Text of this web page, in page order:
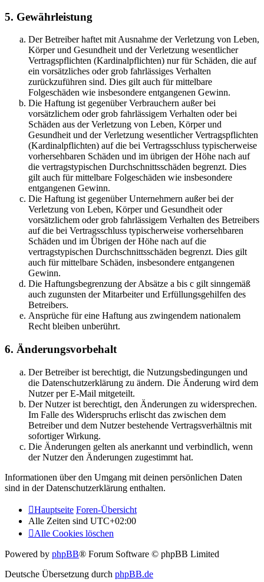
5. Gewährleistung
Der Betreiber haftet mit Ausnahme der Verletzung von Leben,
Körper und Gesundheit und der Verletzung wesentlicher
Vertragspflichten (Kardinalpflichten) nur für Schäden, die auf
ein vorsätzliches oder grob fahrlässiges Verhalten
zurückzuführen sind. Dies gilt auch für mittelbare
Folgeschäden wie insbesondere entgangenen Gewinn.
Die Haftung ist gegenüber Verbrauchern außer bei
vorsätzlichem oder grob fahrlässigem Verhalten oder bei
Schäden aus der Verletzung von Leben, Körper und
Gesundheit und der Verletzung wesentlicher Vertragspflichten
(Kardinalpflichten) auf die bei Vertragsschluss typischerweise
vorhersehbaren Schäden und im übrigen der Höhe nach auf
die vertragstypischen Durchschnittsschäden begrenzt. Dies
gilt auch für mittelbare Folgeschäden wie insbesondere
entgangenen Gewinn.
Die Haftung ist gegenüber Unternehmern außer bei der
Verletzung von Leben, Körper und Gesundheit oder
vorsätzlichem oder grob fahrlässigem Verhalten des Betreibers
auf die bei Vertragsschluss typischerweise vorhersehbaren
Schäden und im Übrigen der Höhe nach auf die
vertragstypischen Durchschnittsschäden begrenzt. Dies gilt
auch für mittelbare Schäden, insbesondere entgangenen
Gewinn.
Die Haftungsbegrenzung der Absätze a bis c gilt sinngemäß
auch zugunsten der Mitarbeiter und Erfüllungsgehilfen des
Betreibers.
Ansprüche für eine Haftung aus zwingendem nationalem
Recht bleiben unberührt.
6. Änderungsvorbehalt
Der Betreiber ist berechtigt, die Nutzungsbedingungen und
die Datenschutzerklärung zu ändern. Die Änderung wird dem
Nutzer per E-Mail mitgeteilt.
Der Nutzer ist berechtigt, den Änderungen zu widersprechen.
Im Falle des Widerspruchs erlischt das zwischen dem
Betreiber und dem Nutzer bestehende Vertragsverhältnis mit
sofortiger Wirkung.
Die Änderungen gelten als anerkannt und verbindlich, wenn
der Nutzer den Änderungen zugestimmt hat.
Informationen über den Umgang mit deinen persönlichen Daten
sind in der Datenschutzerklärung enthalten.
Hauptseite Foren-Übersicht
Alle Zeiten sind UTC+02:00
Alle Cookies löschen
Powered by phpBB® Forum Software © phpBB Limited
Deutsche Übersetzung durch phpBB.de